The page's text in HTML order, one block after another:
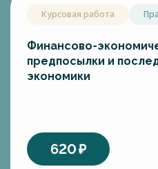
Курсовая работа
Финансово-
предпосылки и
экономики
620₽